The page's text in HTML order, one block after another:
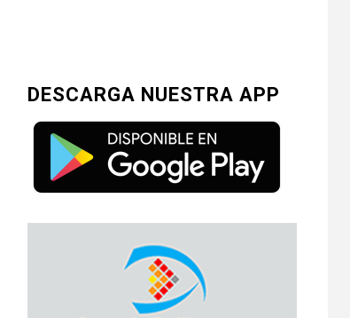
DESCARGA NUESTRA APP